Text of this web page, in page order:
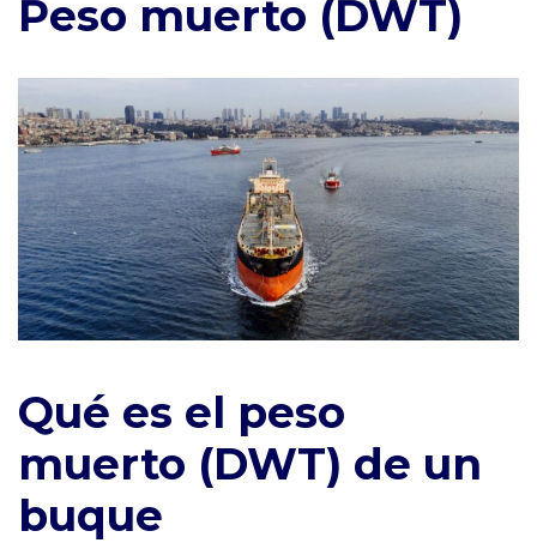
Peso muerto (DWT)
Qué es el peso
muerto (DWT) de un
buque